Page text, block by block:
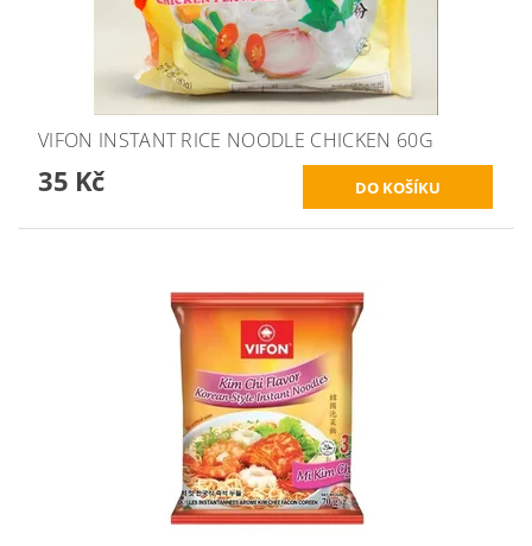
VIFON INSTANT RICE NOODLE CHICKEN 60G
35 Kč